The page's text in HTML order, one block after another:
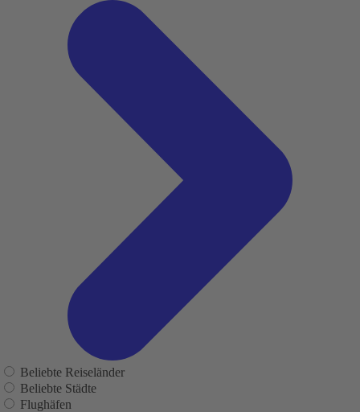
Beliebte Reiseländer
Beliebte Städte
Flughäfen